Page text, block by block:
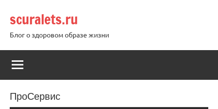
содержимому
scuralets.ru
Блог о здоровом образе жизни
ПроСервис